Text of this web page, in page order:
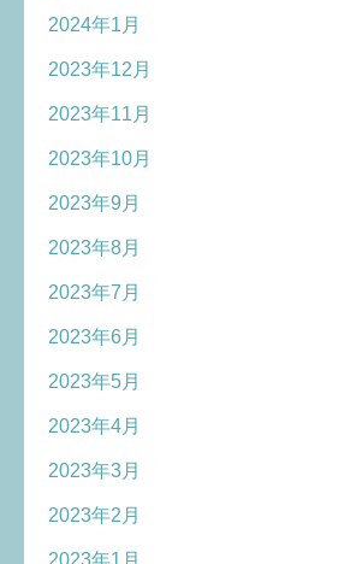
2024年1月
2023年12月
2023年11月
2023年10月
2023年9月
2023年8月
2023年7月
2023年6月
2023年5月
2023年4月
2023年3月
2023年2月